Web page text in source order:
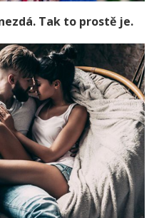
Tak to prostě je.